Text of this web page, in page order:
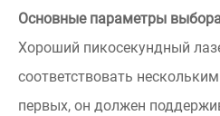
Основные параметры
Хороший пикосекундный
соответствовать
первых, он должен